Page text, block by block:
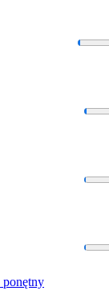
ponętny